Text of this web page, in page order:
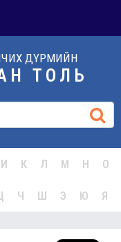
ДҮРМИЙН
ТОЛЬ
И К Л М Н О
Ч Ш Э Ю Я